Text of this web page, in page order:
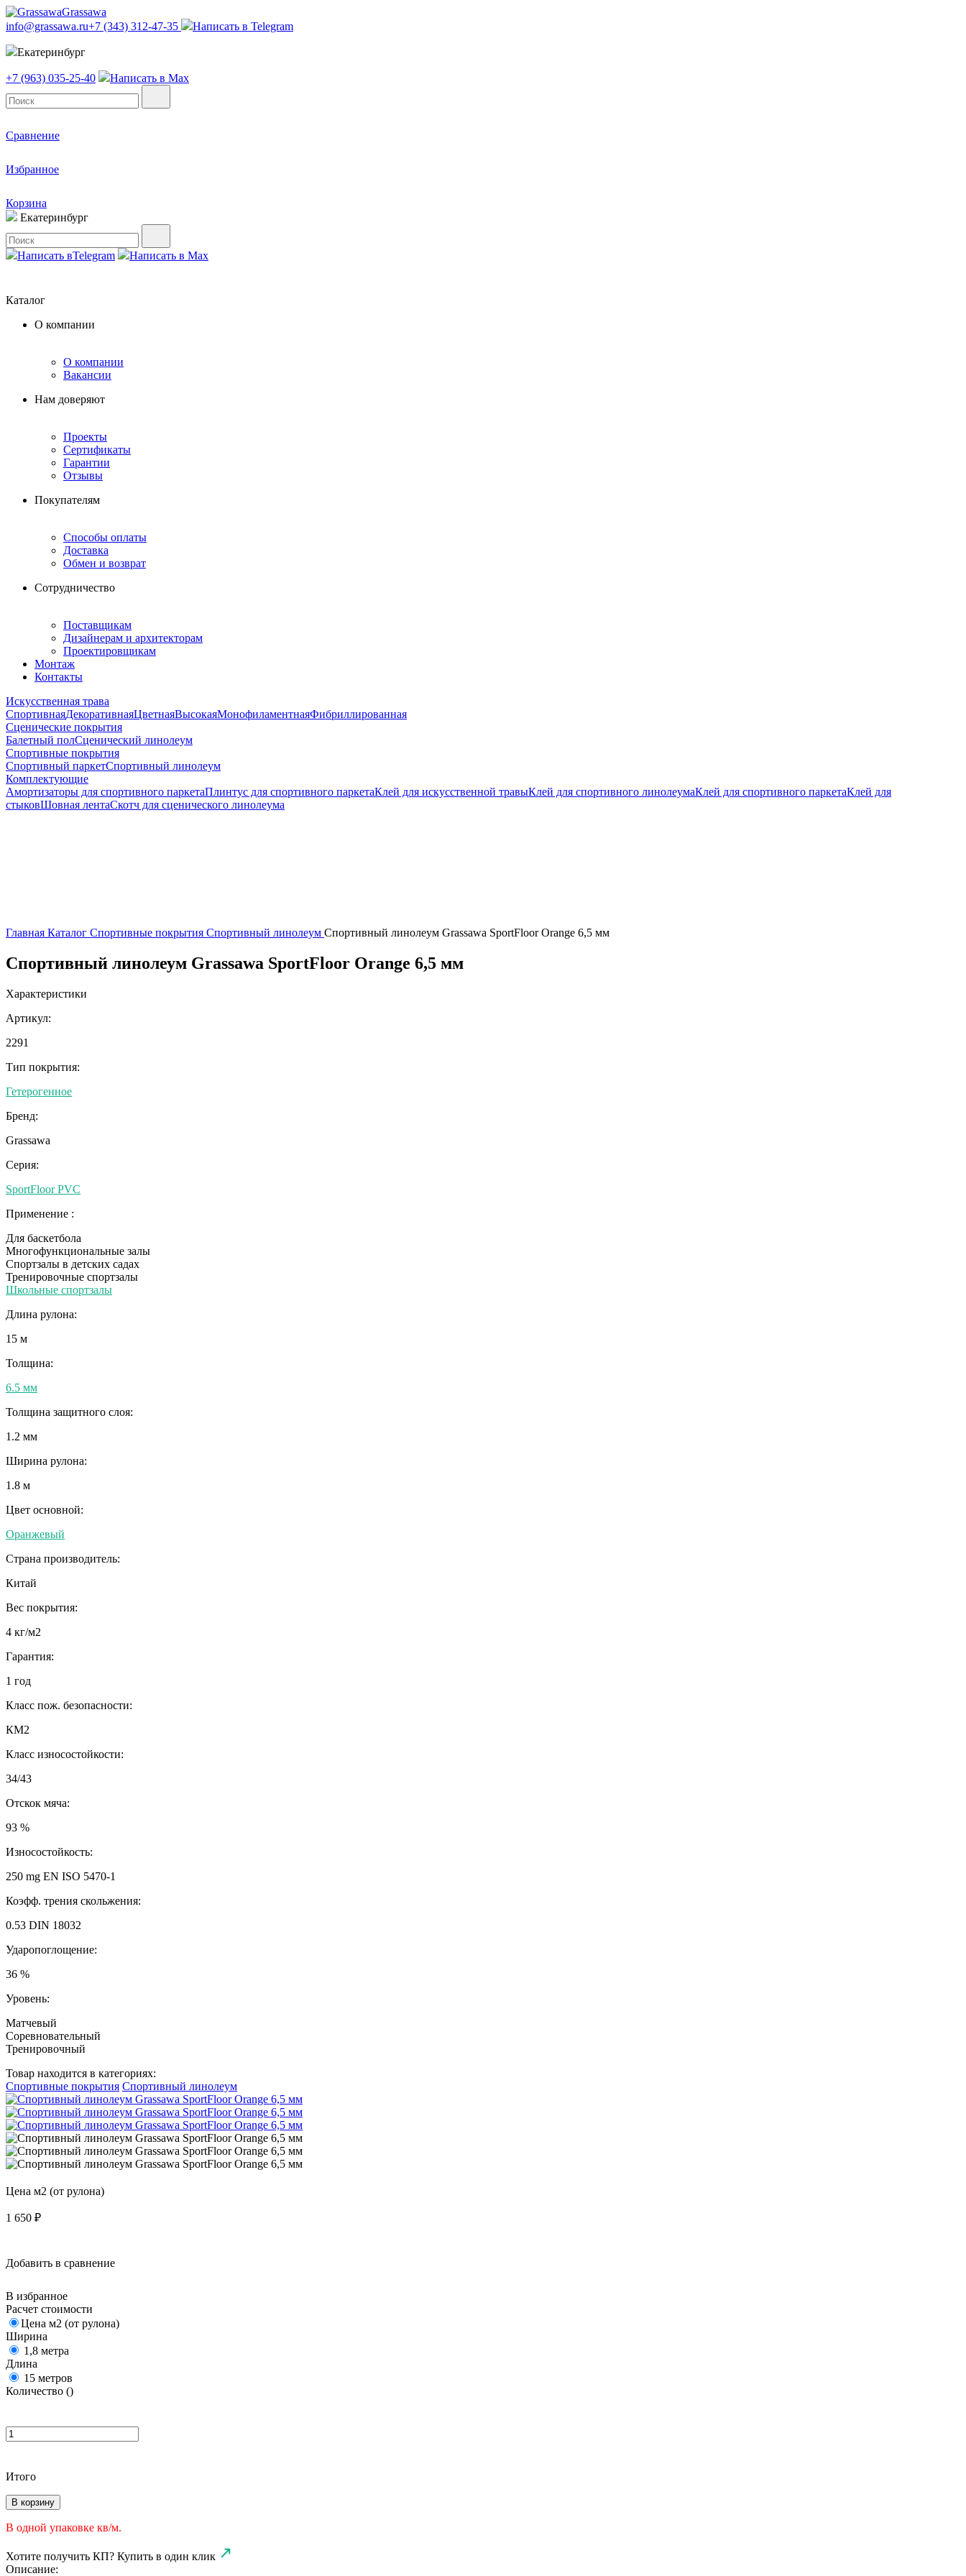
Grassawa
info@grassawa.ru+7 (343) 312-47-35 Написать в Telegram
Екатеринбург
+7 (963) 035-25-40 Написать в Max
Сравнение
Избранное
Корзина
Екатеринбург
Написать вTelegram Написать в Max
Каталог
О компании
О компании
Вакансии
Нам доверяют
Проекты
Сертификаты
Гарантии
Отзывы
Покупателям
Способы оплаты
Доставка
Обмен и возврат
Сотрудничество
Поставщикам
Дизайнерам и архитекторам
Проектировщикам
Монтаж
Контакты
Искусственная трава
СпортивнаяДекоративнаяЦветнаяВысокаяМонофиламентнаяФибриллированная
Сценические покрытия
Балетный полСценический линолеум
Спортивные покрытия
Спортивный паркетСпортивный линолеум
Комплектующие
Амортизаторы для спортивного паркетаПлинтус для спортивного паркетаКлей для искусственной травыКлей для спортивного линолеумаКлей для спортивного паркетаКлей для
стыковШовная лентаСкотч для сценического линолеума
Главная Каталог Спортивные покрытия Спортивный линолеум Спортивный линолеум Grassawa SportFloor Orange 6,5 мм
Спортивный линолеум Grassawa SportFloor Orange 6,5 мм
Характеристики
Артикул:
2291
Тип покрытия:
Гетерогенное
Бренд:
Grassawa
Серия:
SportFloor PVC
Применение :
Для баскетбола
Многофункциональные залы
Спортзалы в детских садах
Тренировочные спортзалы
Школьные спортзалы
Длина рулона:
15 м
Толщина:
6.5 мм
Толщина защитного слоя:
1.2 мм
Ширина рулона:
1.8 м
Цвет основной:
Оранжевый
Страна производитель:
Китай
Вес покрытия:
4 кг/м2
Гарантия:
1 год
Класс пож. безопасности:
КМ2
Класс износостойкости:
34/43
Отскок мяча:
93 %
Износостойкость:
250 mg EN ISO 5470-1
Коэфф. трения скольжения:
0.53 DIN 18032
Ударопоглощение:
36 %
Уровень:
Матчевый
Соревновательный
Тренировочный
Товар находится в категориях:
Спортивные покрытия Спортивный линолеум
Цена м2 (от рулона)
1 650 ₽
Добавить в сравнение
В избранное
Расчет стоимости
Цена м2 (от рулона)
Ширина
1,8 метра
Длина
15 метров
Количество ()
Итого
В корзину
В одной упаковке кв/м.
Хотите получить КП? Купить в один клик
Описание: